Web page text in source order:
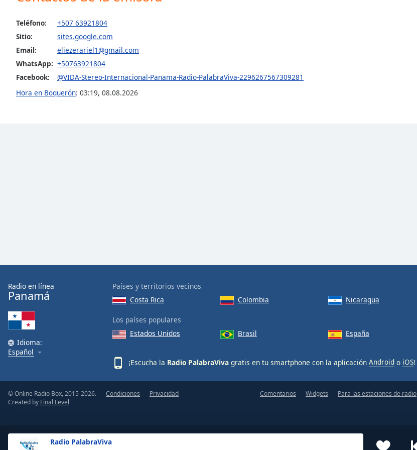
window.
Color
Font
Size
Edge
Style
Family
Close
Radio PalabraViva
Teléfono:
+507 63921804
Sitio:
sites.google.com
Email:
eliezerariel1@gmail.com
WhatsApp: +50763921804
Facebook:
@VIDA-Stereo-Internacional-Panama-Radio-PalabraViva-2296267567309281
Hora en Boquerón: 03:19, 08.08.2026
Radio en línea
Panamá
Idioma:
Español
Países y territorios vecinos
Costa Rica
Colombia Nicaragua
Los países populares
Estados Unidos
Brasil España
¡Escucha la Radio PalabraViva gratis en tu smartphone con la aplicación Android o iOS!
© Online Radio Box, 2015-2026.
Created by Final Level
Condiciones Privacidad Comentarios Widgets Para las estaciones de radio